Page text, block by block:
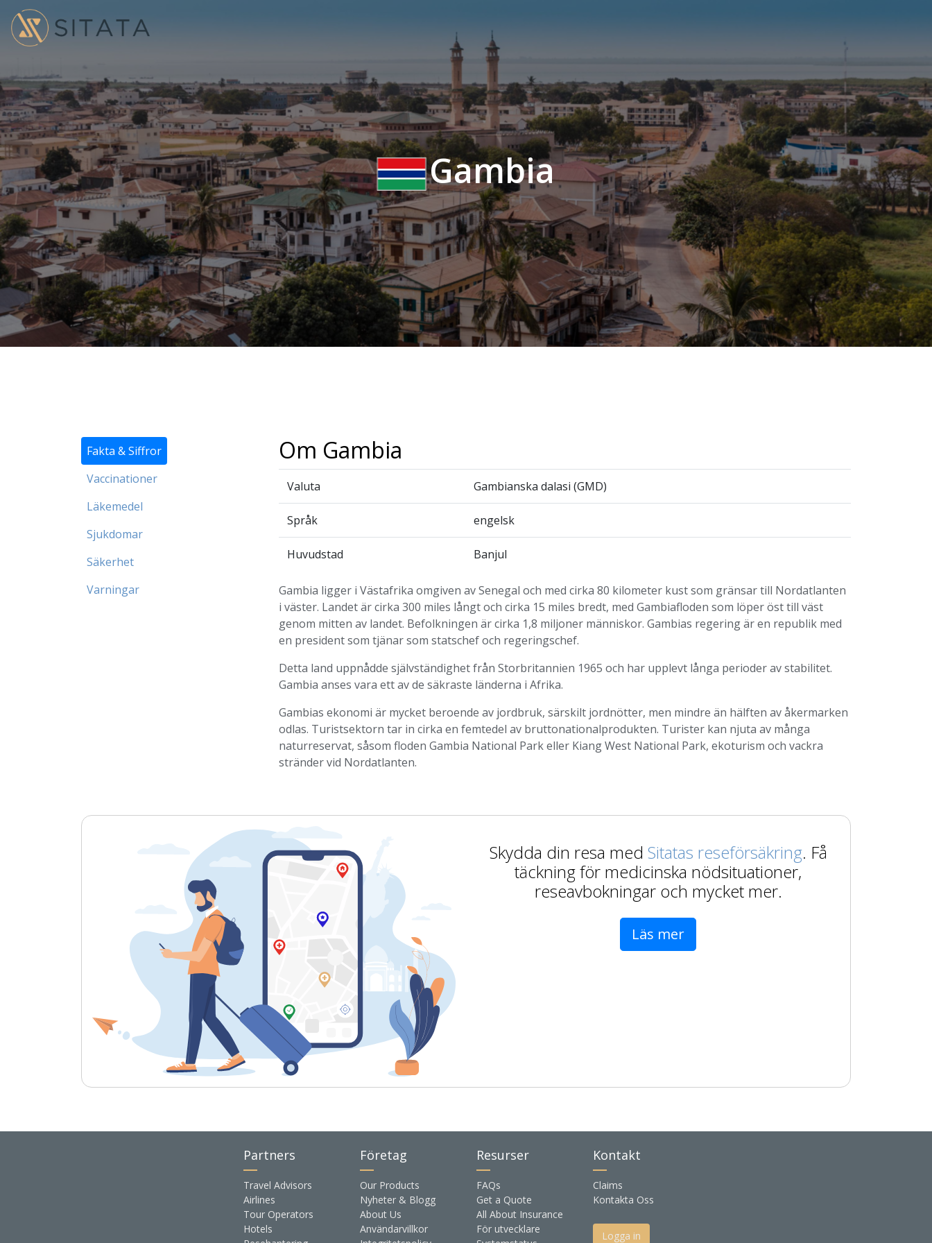
Gambia
Fakta & Siffror
Vaccinationer
Läkemedel
Sjukdomar
Säkerhet
Varningar
Om Gambia
Valuta Gambianska dalasi (GMD)
Språk engelsk
Huvudstad Banjul
Gambia ligger i Västafrika omgiven av Senegal och med cirka 80 kilometer kust som gränsar till Nordatlanten
i väster. Landet är cirka 300 miles långt och cirka 15 miles bredt, med Gambiafloden som löper öst till väst
genom mitten av landet. Befolkningen är cirka 1,8 miljoner människor. Gambias regering är en republik med
en president som tjänar som statschef och regeringschef.
Detta land uppnådde självständighet från Storbritannien 1965 och har upplevt långa perioder av stabilitet.
Gambia anses vara ett av de säkraste länderna i Afrika.
Gambias ekonomi är mycket beroende av jordbruk, särskilt jordnötter, men mindre än hälften av åkermarken
odlas. Turistsektorn tar in cirka en femtedel av bruttonationalprodukten. Turister kan njuta av många
naturreservat, såsom floden Gambia National Park eller Kiang West National Park, ekoturism och vackra
stränder vid Nordatlanten.
Skydda din resa med Sitatas reseförsäkring. Få
täckning för medicinska nödsituationer,
reseavbokningar och mycket mer.
Läs mer
Partners
Travel Advisors
Airlines
Tour Operators
Hotels
Företag
Our Products
Nyheter & Blogg
About Us
Användarvillkor
Resurser
FAQs
Get a Quote
All About Insurance
För utvecklare
Kontakt
Claims
Kontakta Oss
Logga in